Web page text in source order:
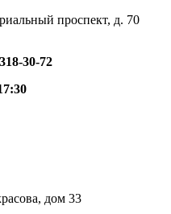
проспект, д. 70
30-72
дом 33